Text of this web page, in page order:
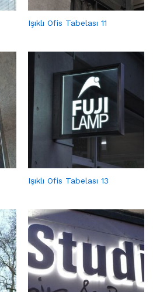
Işıklı Ofis Tabelası 11
Işıklı Ofis Tabelası 13